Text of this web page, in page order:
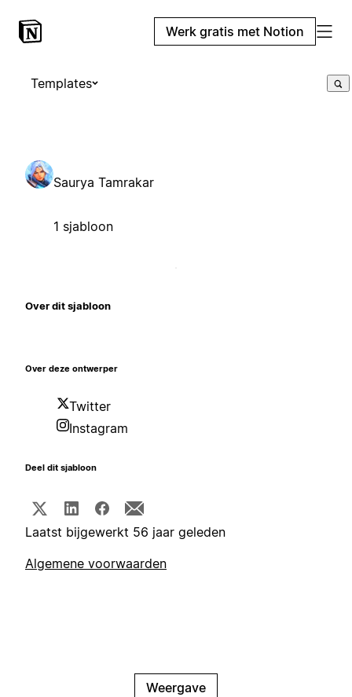
Werk gratis met Notion
Templates
Saurya Tamrakar
1 sjabloon
Over dit sjabloon
Over deze ontwerper
Twitter
Instagram
Deel dit sjabloon
Laatst bijgewerkt 56 jaar geleden
Algemene voorwaarden
Weergave